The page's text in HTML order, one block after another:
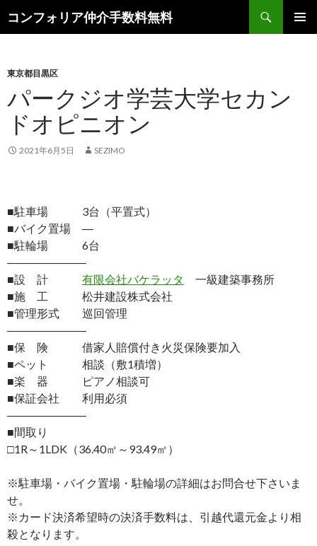
コンフォリア仲介手数料無料
索
ン
へ
ス
キ
ッ
東京都目黒区
パークジオ学芸大学セカン
ドオピニオン
2021年6月5日 SEZIMO
■駐車場 3台（平置式）
■バイク置場 ―
■駐輪場 6台
―――――――
■設 計 有限会社バケラッタ
一級建築事務所
■施 工 松井建設株式会社
■管理形式 巡回管理
―――――――
■保 険 借家人賠償付き火災保険要加入
■ペット 相談（敷1積増）
■楽 器 ピアノ相談可
■保証会社 利用必須
―――――――
■間取り
□1R～1LDK（36.40㎡～93.49㎡）
※駐車場・バイク置場・駐輪場の詳細はお問合せ下さいま
せ。
※カード決済希望時の決済手数料は、引越代還元金より相
殺となります。